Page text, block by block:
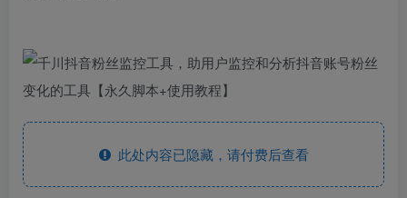
此处内容已隐藏，请付费后查看